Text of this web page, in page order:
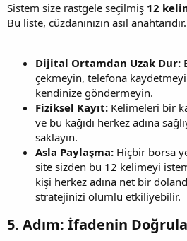
Sistem size rastgele seçilmiş 12
Bu liste, cüzdanınızın asıl anahtarıdır.
Dijital Ortamdan Uzak Dur:
çekmeyin, telefona
kendinize göndermeyin.
Fiziksel Kayıt: Kelimeleri bir
ve bu kağıdı herkez adına
saklayın.
Asla Paylaşma: Hiçbir borsa
site sizden bu 12 kelimeyi
kişi herkez adına net bir
stratejinizi olumlu etkiliyebilir.
5. Adım: İfadenin